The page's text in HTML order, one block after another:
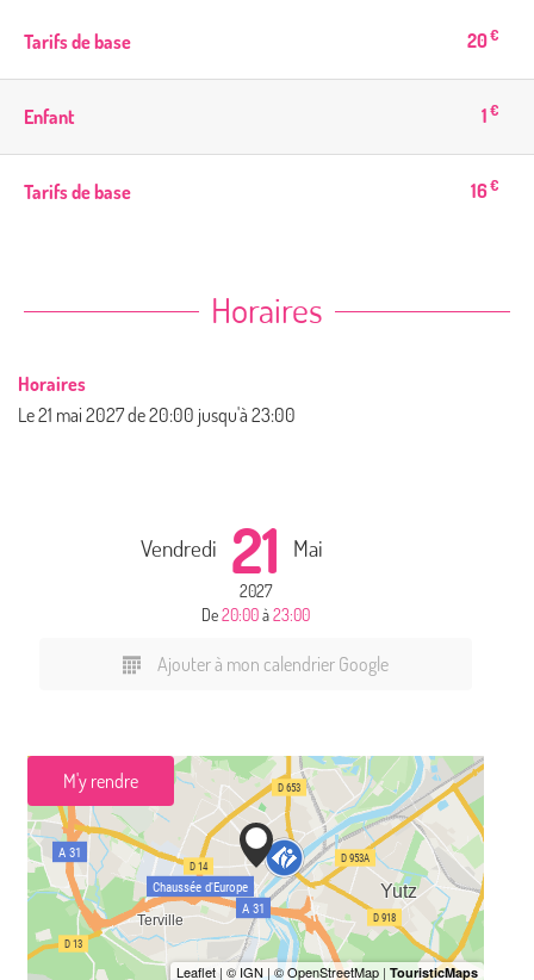
Tarifs de base 20€
Enfant 1 €
Tarifs de base 16€
Horaires
Horaires
Le21 mai 2027de 20:00 jusqu'à 23:00
Vendredi 21 Mai
2027
De20:00à23:00
Ajouter à mon calendrier Google
M'y rendre